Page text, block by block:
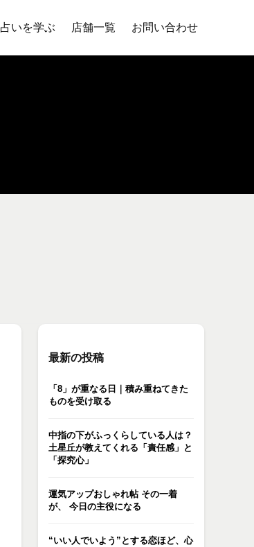
占いを学ぶ 店舗一覧 お問い合わせ
最新の投稿
「8」が重なる日｜積み重ねてきた
ものを受け取る
中指の下がふっくらしている人は？
土星丘が教えてくれる「責任感」と
「探究心」
運気アップおしゃれ帖 その一着
が、 今日の主役になる
“いい人でいよう”とする恋ほど、心